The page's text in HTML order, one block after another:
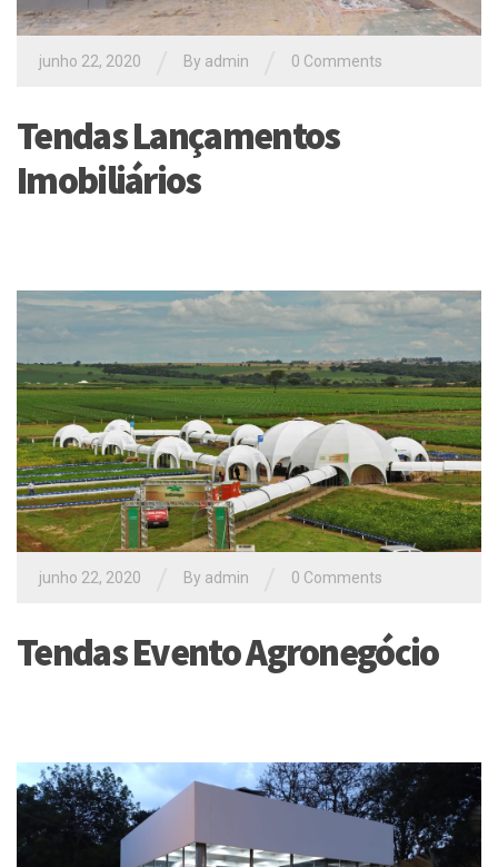
junho 22, 2020 By admin 0 Comments
Tendas Lançamentos
Imobiliários
junho 22, 2020 By admin 0 Comments
Tendas Evento Agronegócio